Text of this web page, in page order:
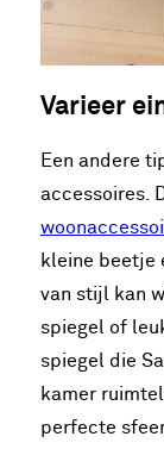
Varieer
Een andere
accessoires.
kleine beetje
van stijl kan
spiegel of
spiegel die
kamer
perfecte